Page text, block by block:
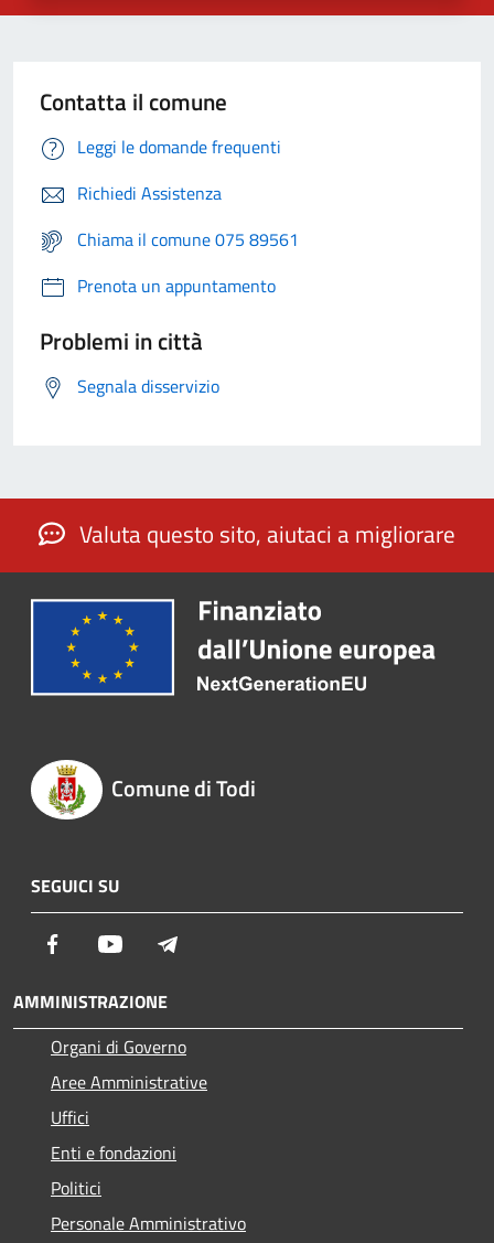
Contatta il comune
Leggi le domande frequenti
Richiedi Assistenza
Chiama il comune 075 89561
Prenota un appuntamento
Problemi in città
Segnala disservizio
Valuta questo sito, aiutaci a migliorare
Comune di Todi
SEGUICI SU
Facebook Youtube
AMMINISTRAZIONE
Organi di Governo
Aree Amministrative
Uffici
Enti e fondazioni
Politici
Personale Amministrativo